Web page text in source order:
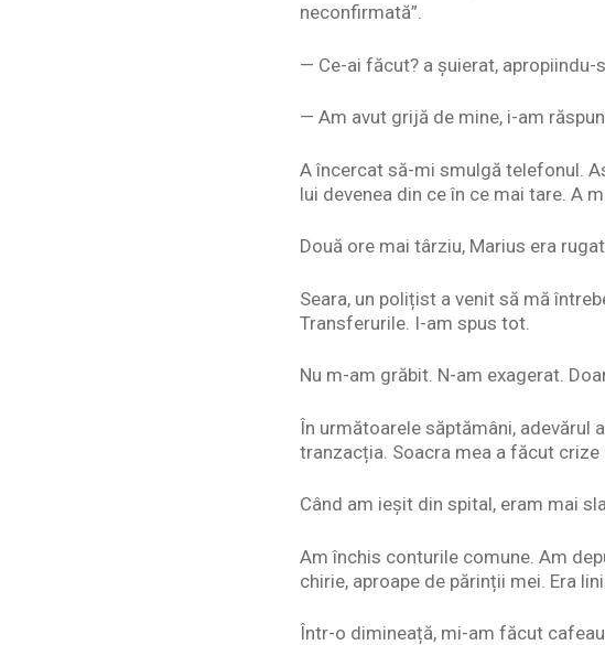
neconfirmată”.
— Ce-ai făcut? a șuierat, apropiindu-
— Am avut grijă de mine, i-am
A încercat să-mi smulgă telefonul.
lui devenea din ce în ce mai tare. A
Două ore mai târziu, Marius era
Seara, un polițist a venit să mă
Transferurile. I-am spus tot.
Nu m-am grăbit. N-am exagerat.
În următoarele săptămâni, adevărul
tranzacția. Soacra mea a făcut crize
Când am ieșit din spital, eram mai
Am închis conturile comune. Am
chirie, aproape de părinții mei. Era
Într-o dimineață, mi-am făcut